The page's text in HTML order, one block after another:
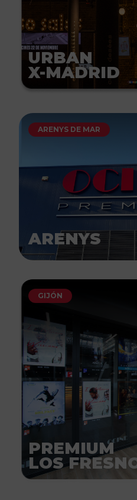
URBAN
X-MADRID
ARENYS DE MAR
ARENYS
GIJÓN
PREMIUM
LOS